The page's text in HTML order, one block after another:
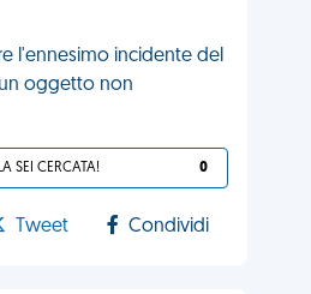
l'ennesimo incidente del
un oggetto non
SEI CERCATA! 0
Tweet Condividi